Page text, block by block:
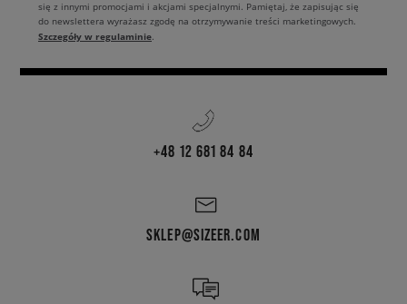
się z innymi promocjami i akcjami specjalnymi. Pamiętaj, że zapisując się
do newslettera wyrażasz zgodę na otrzymywanie treści marketingowych.
Szczegóły w regulaminie.
+48 12 681 84 84
SKLEP@SIZEER.COM